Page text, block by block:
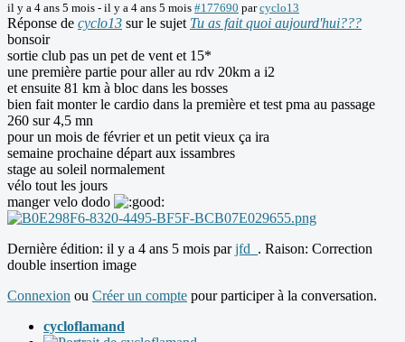
il y a 4 ans 5 mois - il y a 4 ans 5 mois #177690 parcyclo13
Réponse de cyclo13 sur le sujet Tu as fait quoi aujourd'hui???
bonsoir
sortie club pas un pet de vent et 15*
une première partie pour aller au rdv 20km a i2
et ensuite 81 km à bloc dans les bosses
bien fait monter le cardio dans la première et test pma au passage
260 sur 4,5 mn
pour un mois de février et un petit vieux ça ira
semaine prochaine départ aux issambres
stage au soleil normalement
vélo tout les jours
manger velo dodo
Dernière édition: il y a 4 ans 5 mois parjfd_ . Raison: Correction
double insertion image
Connexion ou Créer un compte pour participer à la conversation.
cycloflamand